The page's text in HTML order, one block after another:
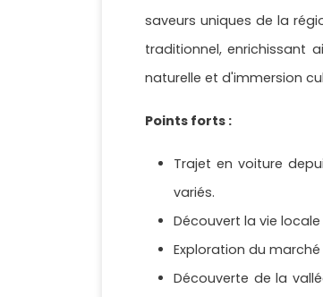
saveurs uniques de la
traditionnel, enrichissant
naturelle et d'immersion
Points forts :
Trajet en voiture
variés.
Découvert la vie
Exploration du
Découverte de la